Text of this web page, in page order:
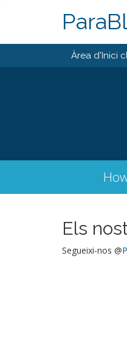
Àrea d'Inici
Els
Segueixi-nos @